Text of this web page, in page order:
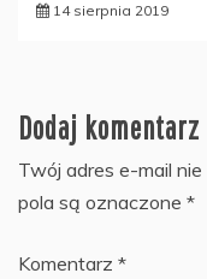
14 sierpnia 2019
Dodaj komentarz
Twój adres e-mail
pola są oznaczone *
Komentarz *